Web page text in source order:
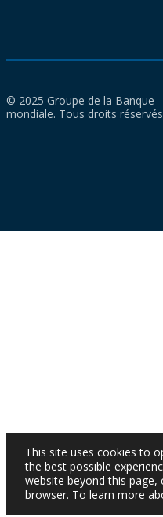
© 2025 Groupe de la Banque
mondiale. Tous droits
This site uses cookies to
the best possible
website beyond this page,
browser. To learn more